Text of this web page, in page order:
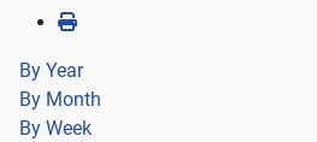
By Year
By Month
By Week